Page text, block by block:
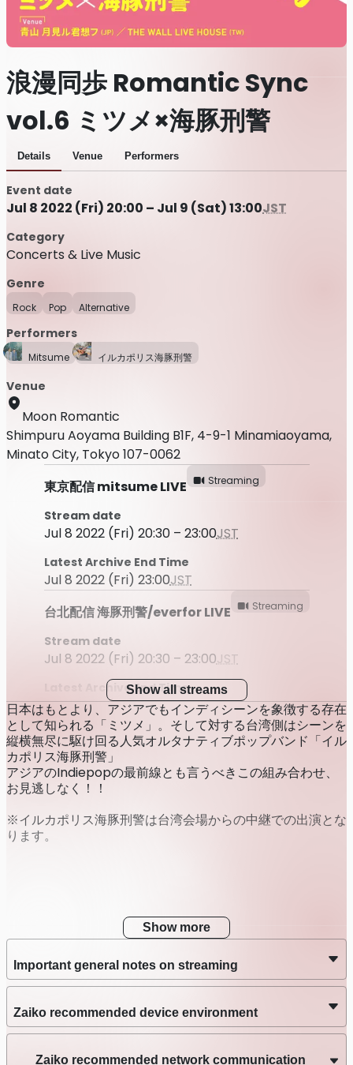
浪漫同歩 Romantic Sync
vol.6 ミツメ×海豚刑警
Details Venue Performers
Event date
Jul 8 2022 (Fri) 20:00 – Jul 9 (Sat) 13:00JST
Category
Concerts & Live Music
Genre
Rock Pop Alternative
Performers
Mitsume イルカポリス海豚刑警
Venue
Moon Romantic
Shimpuru Aoyama Building B1F, 4-9-1 Minamiaoyama,
Minato City, Tokyo 107-0062
東京配信 mitsume LIVE
Streaming
Stream date
Jul 8 2022 (Fri) 20:30 – 23:00JST
Latest Archive End Time
Jul 8 2022 (Fri) 23:00JST
台北配信 海豚刑警/everfor LIVE
Streaming
Stream date
Jul 8 2022 (Fri) 20:30 – 23:00JST
Latest Archive End Time
Jul 8 2022 (Fri) 23:00JST
Show all streams
日本はもとより、アジアでもインディシーンを象徴する存在
として知られる「ミツメ」。そして対する台湾側はシーンを
縦横無尽に駆け回る人気オルタナティブポップバンド「イル
カポリス海豚刑警」
アジアのIndiepopの最前線とも言うべきこの組み合わせ、
お見逃しなく！！
※イルカポリス海豚刑警は台湾会場からの中継での出演とな
ります。
Show more
Important general notes on streaming
Zaiko recommended device environment
Zaiko recommended network communication